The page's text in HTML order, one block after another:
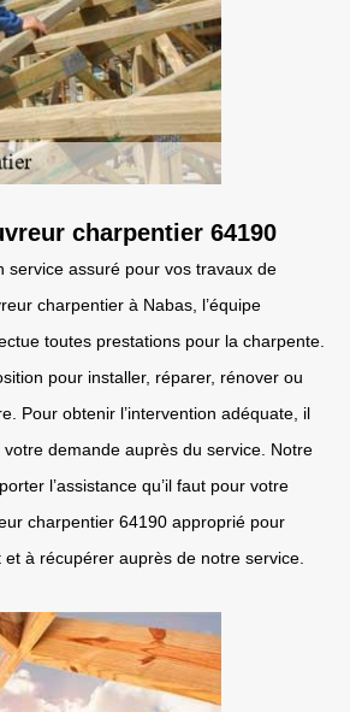
charpentier 64190
service assuré pour vos travaux de
charpentier à Nabas, l’équipe
toutes prestations pour la charpente.
pour installer, réparer, rénover ou
Pour obtenir l’intervention adéquate, il
demande auprès du service. Notre
l’assistance qu’il faut pour votre
charpentier 64190 approprié pour
à récupérer auprès de notre service.